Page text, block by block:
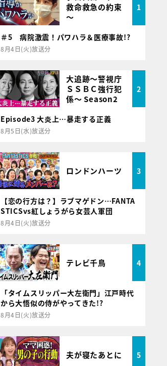
救命救急の約束
～
1
＃5 病院激震！パワハラ＆医療事故!?
8月4日(火)放送分
大追跡～警視庁
ＳＳＢＣ強行犯
係～ Season2
2
Episode3 大炎上…暴走する正義
8月5日(水)放送分
ロンドンハーツ 3
【恋の行方は？】ラブマゲドン…FANTA
STICSvs紅しょうがら女芸人軍団
8月4日(火)放送分
テレビ千鳥 4
「タイムスリッパー大左衛門」江戸時代
から大悟似の侍がやってきた!?
8月4日(火)放送分
夫が寝たあとに 5